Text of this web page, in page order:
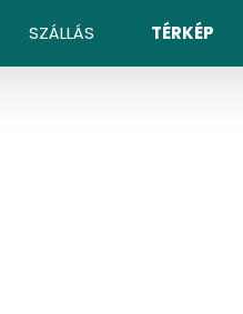
SZÁLLÁS TÉRKÉP